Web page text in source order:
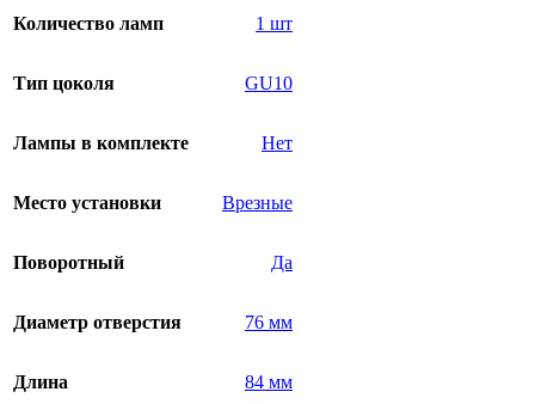
Количество ламп 1 шт
Тип цоколя GU10
Лампы в комплекте Нет
Место установки Врезные
Поворотный Да
Диаметр отверстия 76 мм
Длина 84 мм